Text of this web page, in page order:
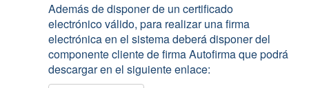
Además de disponer de un certificado
electrónico válido, para realizar una firma
electrónica en el sistema deberá disponer del
componente cliente de firma Autofirma que podrá
descargar en el siguiente enlace: